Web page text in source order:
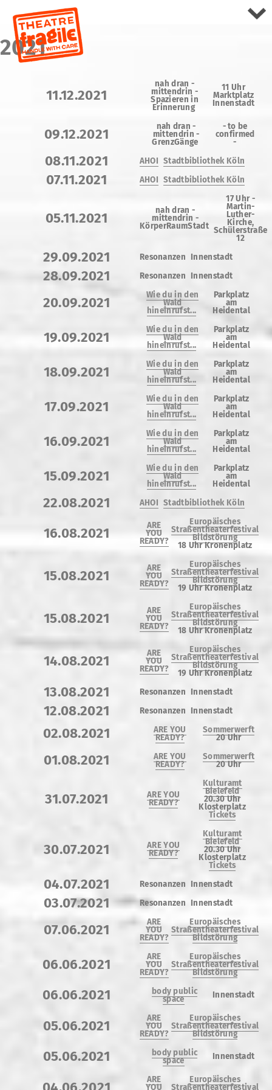
2021
11.12.2021
nah dran -
mittendrin -
Spazieren in
Erinnerung
11 Uhr
Marktplatz
Innenstadt
09.12.2021 nah dran -
mittendrin -
GrenzGänge
- to be
confirmed
-
08.11.2021 AHOI Stadtbibliothek Köln
07.11.2021 AHOI Stadtbibliothek Köln
05.11.2021 nah dran -
mittendrin -
KörperRaumStadt
17 Uhr -
Martin-
Luther-
Kirche,
Schülerstraße
12
29.09.2021 Resonanzen Innenstadt
28.09.2021 Resonanzen Innenstadt
20.09.2021 Wie du in den
Wald
hineinrufst...
Parkplatz
am
Heidental
19.09.2021 Wie du in den
Wald
hineinrufst...
Parkplatz
am
Heidental
18.09.2021 Wie du in den
Wald
hineinrufst...
Parkplatz
am
Heidental
17.09.2021 Wie du in den
Wald
hineinrufst...
Parkplatz
am
Heidental
16.09.2021 Wie du in den
Wald
hineinrufst...
Parkplatz
am
Heidental
15.09.2021 Wie du in den
Wald
hineinrufst...
Parkplatz
am
Heidental
22.08.2021 AHOI Stadtbibliothek Köln
16.08.2021 ARE
YOU
READY?
Europäisches
Straßentheaterfestival
Bildstörung
18 Uhr Kronenplatz
15.08.2021 ARE
YOU
READY?
Europäisches
Straßentheaterfestival
Bildstörung
19 Uhr Kronenplatz
15.08.2021 ARE
YOU
READY?
Europäisches
Straßentheaterfestival
Bildstörung
18 Uhr Kronenplatz
14.08.2021 ARE
YOU
READY?
Europäisches
Straßentheaterfestival
Bildstörung
19 Uhr Kronenplatz
13.08.2021 Resonanzen Innenstadt
12.08.2021 Resonanzen Innenstadt
02.08.2021 ARE YOU
READY?
Sommerwerft
20 Uhr
01.08.2021 ARE YOU
READY?
Sommerwerft
20 Uhr
31.07.2021 ARE YOU
READY?
Kulturamt
Bielefeld
20.30 Uhr
Klosterplatz
Tickets
30.07.2021 ARE YOU
READY?
Kulturamt
Bielefeld
20.30 Uhr
Klosterplatz
Tickets
04.07.2021 Resonanzen Innenstadt
03.07.2021 Resonanzen Innenstadt
07.06.2021 ARE
YOU
READY?
Europäisches
Straßentheaterfestival
Bildstörung
06.06.2021 ARE
YOU
READY?
Europäisches
Straßentheaterfestival
Bildstörung
06.06.2021 body public
space Innenstadt
05.06.2021 ARE
YOU
READY?
Europäisches
Straßentheaterfestival
Bildstörung
05.06.2021 body public
space Innenstadt
ARE
YOU
Europäisches
Straßentheaterfestival